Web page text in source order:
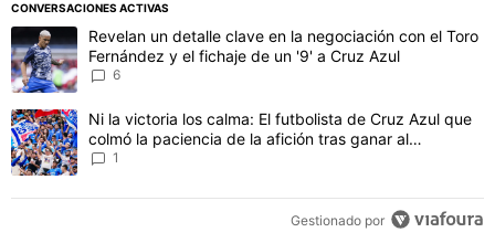
CONVERSACIONES ACTIVAS
Este listado muestra los artículos con más comentarios en los
Un artículo de tendencia con el título "Revelan un detalle clave
Revelan un detalle clave en la negociación con el Toro
Fernández y el fichaje de un '9' a Cruz Azul
6
Un artículo de tendencia con el título "Ni la victoria los calma: El
Ni la victoria los calma: El futbolista de Cruz Azul que
colmó la paciencia de la afición tras ganar al
Philadelphia
1
Gestionado por